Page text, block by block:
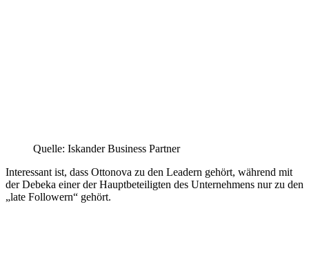
Quelle: Iskander Business Partner
Interessant ist, dass Ottonova zu den Leadern gehört, während mit
der Debeka einer der Hauptbeteiligten des Unternehmens nur zu den
„late Followern“ gehört.